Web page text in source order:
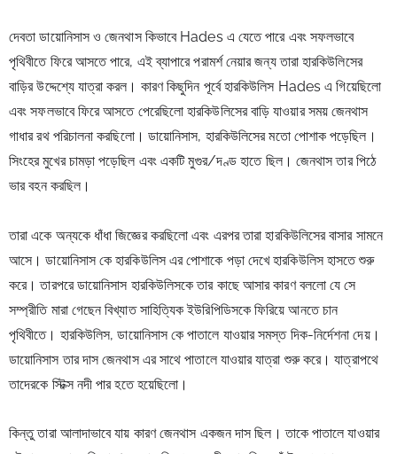
দেবতা ডায়োনিসাস ও জেনথাস কিভাবে Hades এ যেতে পারে এবং সফলভাবে
পৃথিবীতে ফিরে আসতে পারে, এই ব্যাপারে পরামর্শ নেয়ার জন্য তারা হারকিউলিসের
বাড়ির উদ্দেশ্যে যাত্রা করল। কারণ কিছুদিন পূর্বে হারকিউলিস Hades এ গিয়েছিলো
এবং সফলভাবে ফিরে আসতে পেরেছিলো হারকিউলিসের বাড়ি যাওয়ার সময় জেনথাস
গাধার রথ পরিচালনা করছিলো। ডায়োনিসাস, হারকিউলিসের মতো পোশাক পড়েছিল।
সিংহের মুখের চামড়া পড়েছিল এবং একটি মুগুর/দণ্ড হাতে ছিল। জেনথাস তার পিঠে
ভার বহন করছিল।
তারা একে অন্যকে ধাঁধা জিজ্ঞের করছিলো এবং এরপর তারা হারকিউলিসের বাসার সামনে
আসে। ডায়োনিসাস কে হারকিউলিস এর পোশাকে পড়া দেখে হারকিউলিস হাসতে শুরু
করে। তারপরে ডায়োনিসাস হারকিউলিসকে তার কাছে আসার কারণ বললো যে সে
সম্প্রীতি মারা গেছেন বিখ্যাত সাহিত্যিক ইউরিপিডিসকে ফিরিয়ে আনতে চান
পৃথিবীতে। হারকিউলিস, ডায়োনিসাস কে পাতালে যাওয়ার সমস্ত দিক-নির্দেশনা দেয়।
ডায়োনিসাস তার দাস জেনথাস এর সাথে পাতালে যাওয়ার যাত্রা শুরু করে। যাত্রাপথে
তাদেরকে স্টিক্স নদী পার হতে হয়েছিলো।
কিন্তু তারা আলাদাভাবে যায় কারণ জেনথাস একজন দাস ছিল। তাকে পাতালে যাওয়ার